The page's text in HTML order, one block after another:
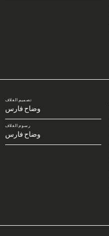
تصميم الغلاف
وضاح فارس
رسوم الغلاف
وضاح فارس